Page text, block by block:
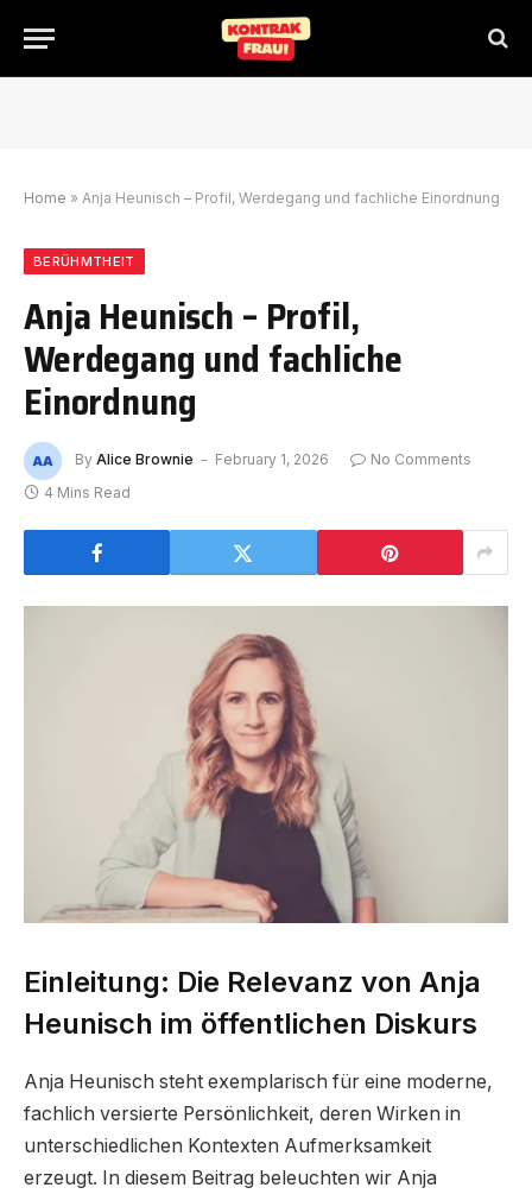
Home » Anja Heunisch – Profil, Werdegang und fachliche Einordnung
BERÜHMTHEIT
Anja Heunisch – Profil,
Werdegang und fachliche
Einordnung
By Alice Brownie February 1, 2026
No Comments
4 Mins Read
Einleitung: Die Relevanz von Anja
Heunisch im öffentlichen Diskurs
Anja Heunisch steht exemplarisch für eine moderne,
fachlich versierte Persönlichkeit, deren Wirken in
unterschiedlichen Kontexten Aufmerksamkeit
erzeugt. In diesem Beitrag beleuchten wir Anja